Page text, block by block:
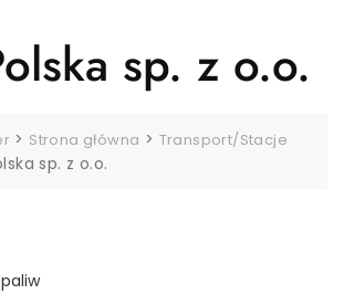
sp. z o.o.
> Strona główna > Transport/Stacje
sp. z o.o.